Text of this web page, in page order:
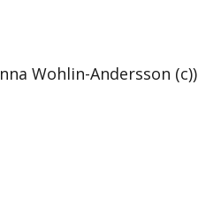
Wohlin-Andersson (c))